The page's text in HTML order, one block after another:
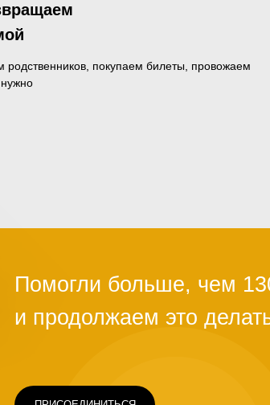
покупаем билеты, провожаем
это делать
здоровья или вовремя не дали
проще сдаться, чем бороться и идти